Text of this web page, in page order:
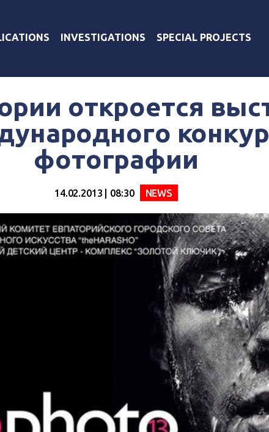
INVESTIGATIONS SPECIAL PROJECTS
откроется
фотографии
14.02.2013 | 08:30 NEWS